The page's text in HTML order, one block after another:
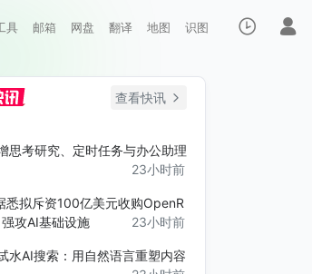
具 邮箱 网盘 翻译 地图 识图
查看快讯
23小时前
思考研究、定时任务与办公助理
23小时前
悉拟斥资100亿美元收购OpenR
攻AI基础设施
水AI搜索：用自然语言重塑内容